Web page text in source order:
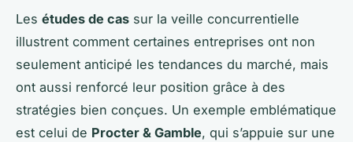
Les études de cas sur la veille concurrentielle
illustrent comment certaines entreprises ont non
seulement anticipé les tendances du marché, mais
ont aussi renforcé leur position grâce à des
stratégies bien conçues. Un exemple emblématique
est celui de Procter & Gamble, qui s’appuie sur une